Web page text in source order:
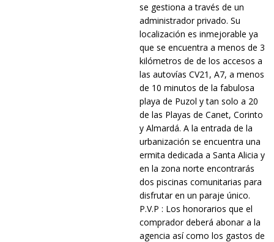
se gestiona a través de un
administrador privado. Su
localización es inmejorable ya
que se encuentra a menos de 3
kilómetros de de los accesos a
las autovías CV21, A7, a menos
de 10 minutos de la fabulosa
playa de Puzol y tan solo a 20
de las Playas de Canet, Corinto
y Almardá. A la entrada de la
urbanización se encuentra una
ermita dedicada a Santa Alicia y
en la zona norte encontrarás
dos piscinas comunitarias para
disfrutar en un paraje único.
P.V.P : Los honorarios que el
comprador deberá abonar a la
agencia así como los gastos de